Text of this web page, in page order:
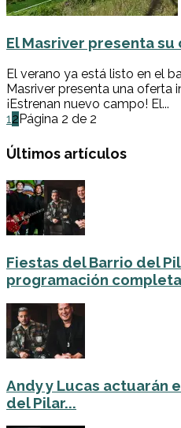
El Masriver presenta
El verano ya está listo en el
Masriver presenta una oferta
¡Estrenan nuevo campo! El...
1 2Página 2 de 2
Últimos artículos
Fiestas del Barrio del
programación completa
Andy y Lucas actuarán
del Pilar...